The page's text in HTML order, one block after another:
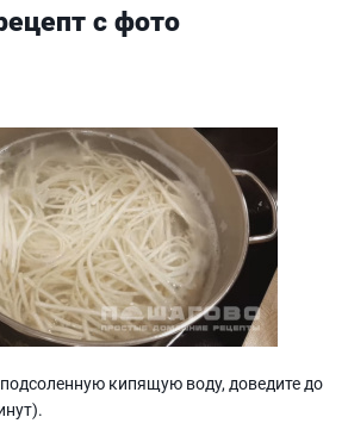
с фото
кипящую воду, доведите до